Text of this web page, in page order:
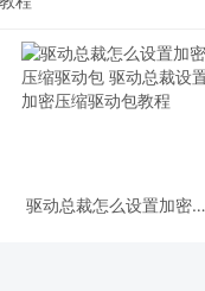
驱动总裁怎么设置加密压